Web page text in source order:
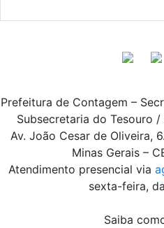
Prefeitura de Contagem –
Subsecretaria do Tesouro
Av. João Cesar de Oliveira,
Minas Gerais –
Atendimento presencial via
sexta-feira,
Saiba